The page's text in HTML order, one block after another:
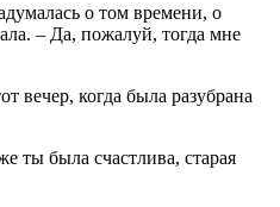
о том времени, о
– Да, пожалуй, тогда мне
вечер, когда была разубрана
ты была счастлива, старая